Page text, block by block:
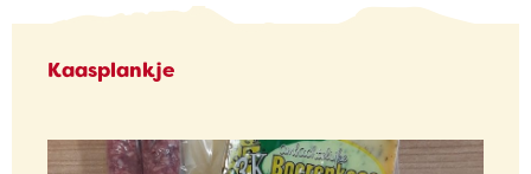
Kaasplankje